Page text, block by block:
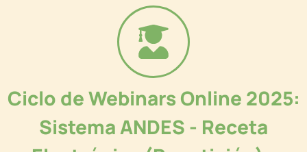
Ciclo de Webinars Online 2025:
Sistema ANDES - Receta